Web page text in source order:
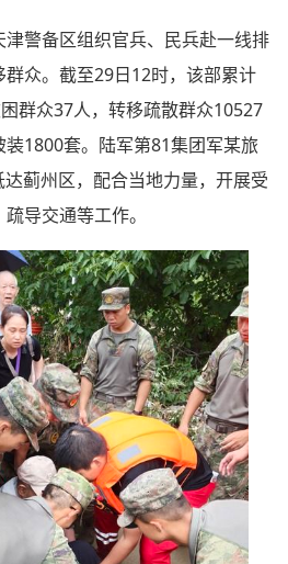
警备区组织官兵、民兵赴一线排
众。截至29日12时，该部累计
群众37人，转移疏散群众10527
1800套。陆军第81集团军某旅
蓟州区，配合当地力量，开展受
导交通等工作。